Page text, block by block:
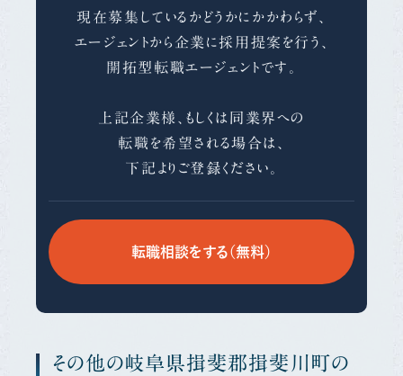
現在募集しているかどうかにかかわらず、
エージェントから企業に採用提案を行う、
開拓型転職エージェントです。
上記企業様、もしくは同業界への
転職を希望される場合は、
下記よりご登録ください。
転職相談をする（無料）
その他の岐阜県揖斐郡揖斐川町の